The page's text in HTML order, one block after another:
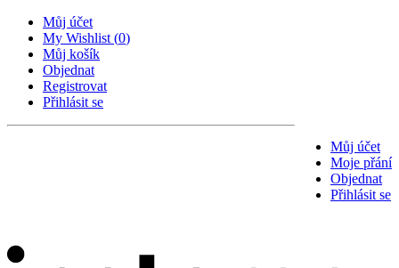
Můj účet
My Wishlist (0)
Můj košík
Objednat
Registrovat
Přihlásit se
Můj účet
Moje přání
Objednat
Přihlásit se